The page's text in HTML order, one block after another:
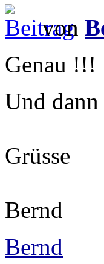
von
Genau !!!
Und
Grüsse
Bernd
Bernd